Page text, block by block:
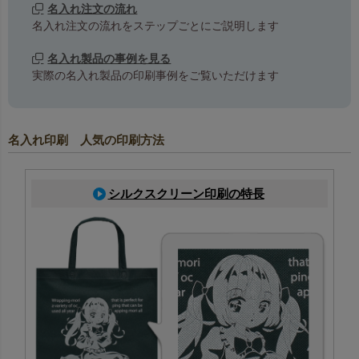
名入れ注文の流れ
名入れ注文の流れをステップごとにご説明します
名入れ製品の事例を見る
実際の名入れ製品の印刷事例をご覧いただけます
名入れ印刷 人気の印刷方法
シルクスクリーン印刷の特長